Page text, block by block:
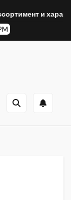
характеристики